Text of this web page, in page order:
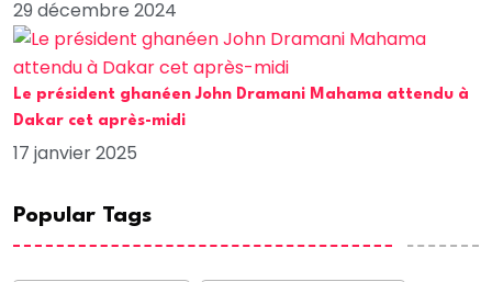
29 décembre 2024
Le président ghanéen John Dramani Mahama attendu à
Dakar cet après-midi
17 janvier 2025
Popular Tags